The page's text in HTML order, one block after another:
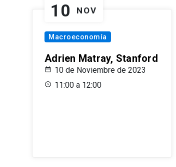
10 NOV
Macroeconomía
Adrien Matray, Stanford
10 de Noviembre de 2023
11:00 a 12:00